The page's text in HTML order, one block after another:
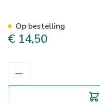
€ 14,50
Op bestelling